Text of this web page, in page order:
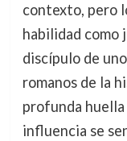
contexto, pero
habilidad como
discípulo de
romanos de la
profunda huella
influencia se